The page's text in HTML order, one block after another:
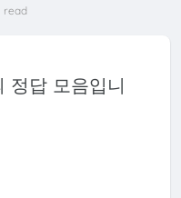
read
정답 모음입니